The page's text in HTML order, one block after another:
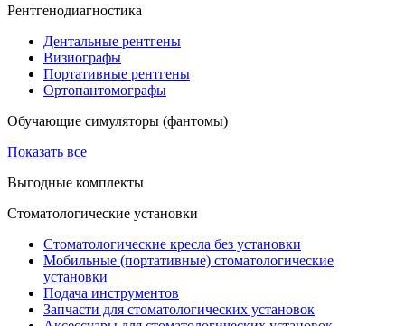
Рентгенодиагностика
Дентальные рентгены
Визиографы
Портативные рентгены
Ортопантомографы
Обучающие симуляторы (фантомы)
Показать все
Выгодные комплекты
Стоматологические установки
Стоматологические кресла без установки
Мобильные (портативные) стоматологические
установки
Подача инструментов
Запчасти для стоматологических установок